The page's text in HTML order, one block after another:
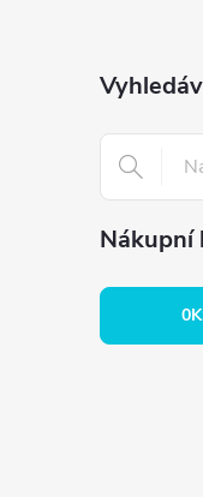
Nákupní
0